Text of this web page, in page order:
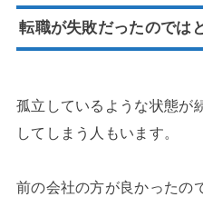
転職が失敗だったのでは
孤立しているような状態が
してしまう人もいます。
前の会社の方が良かったの